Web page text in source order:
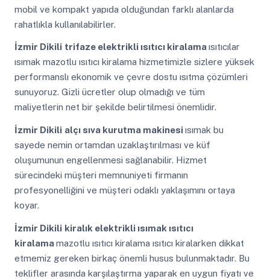
mobil ve kompakt yapıda olduğundan farklı alanlarda
rahatlıkla kullanılabilirler.
İzmir Dikili trifaze elektrikli ısıtıcı kiralamaısıtıcılar
ısımak mazotlu ısıtıcı kiralama hizmetimizle sizlere yüksek
performanslı ekonomik ve çevre dostu ısıtma çözümleri
sunuyoruz. Gizli ücretler olup olmadığı ve tüm
maliyetlerin net bir şekilde belirtilmesi önemlidir.
İzmir Dikili alçı sıva kurutma makinesiısımak bu
sayede nemin ortamdan uzaklaştırılması ve küf
oluşumunun engellenmesi sağlanabilir. Hizmet
sürecindeki müşteri memnuniyeti firmanın
profesyonelliğini ve müşteri odaklı yaklaşımını ortaya
koyar.
İzmir Dikili kiralık elektrikli ısımak ısıtıcı
kiralamamazotlu ısıtıcı kiralama ısıtıcı kiralarken dikkat
etmemiz gereken birkaç önemli husus bulunmaktadır. Bu
teklifler arasında karşılaştırma yaparak en uygun fiyatı ve